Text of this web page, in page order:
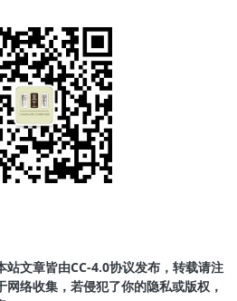
站文章皆由CC-4.0协议发布，转载请注
络收集，若侵犯了你的隐私或版权，